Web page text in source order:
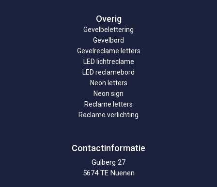
Overig
Gevelbelettering
Gevelbord
Gevelreclame letters
LED lichtreclame
LED reclamebord
Neon letters
Neon sign
Reclame letters
Reclame verlichting
Contactinformatie
Gulberg 27
5674 TE Nuenen